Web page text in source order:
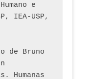
e
IEA-USP,
de Bruno
Humanas